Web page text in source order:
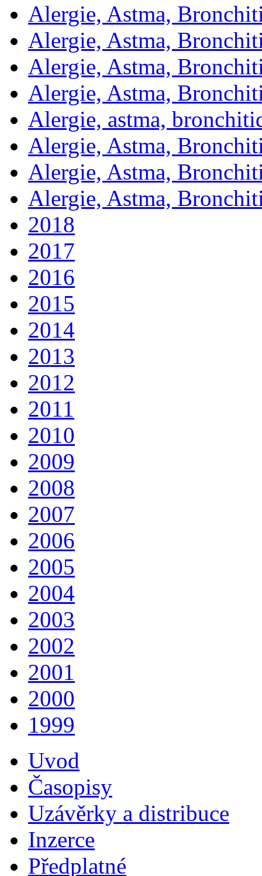
Alergie, Astma,
Alergie, Astma,
Alergie, Astma,
Alergie, Astma,
Alergie, astma,
Alergie, Astma,
Alergie, Astma,
Alergie, Astma,
2018
2017
2016
2015
2014
2013
2012
2011
2010
2009
2008
2007
2006
2005
2004
2003
2002
2001
2000
1999
Uvod
Časopisy
Uzávěrky a distribuce
Inzerce
Předplatné